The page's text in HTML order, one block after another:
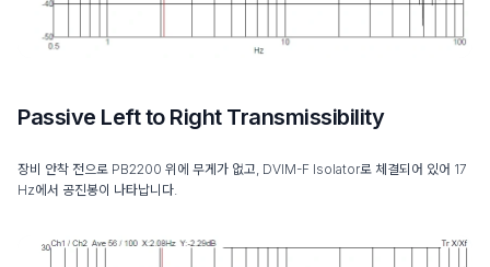
Passive Left to Right Transmissibility
장비 안착 전으로 PB2200 위에 무게가 없고, DVIM-F Isolator로 체결되어 있어 17
Hz에서 공진봉이 나타납니다.